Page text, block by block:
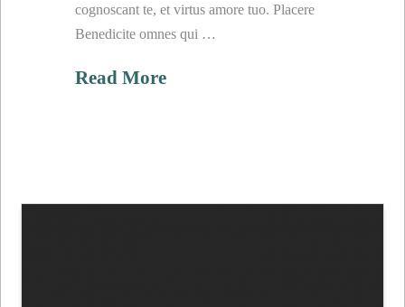
cognoscant te, et virtus amore tuo. Placere
Benedicite omnes qui …
Read More